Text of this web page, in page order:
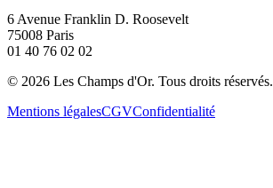
6 Avenue Franklin D. Roosevelt
75008 Paris
01 40 76 02 02
© 2026 Les Champs d'Or. Tous droits réservés.
Mentions légalesCGVConfidentialité